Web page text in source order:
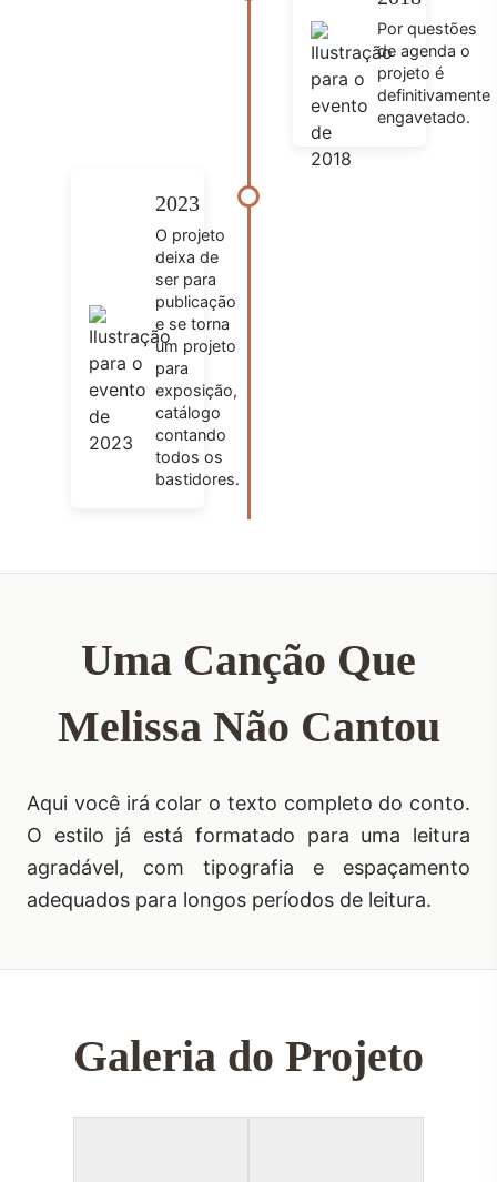
Por questões
de agenda o
projeto é
definitivamente
engavetado.
2023
O projeto
deixa de
ser para
publicação
e se torna
um projeto
para
exposição,
catálogo
contando
todos os
bastidores.
Uma Canção Que
Melissa Não Cantou
Aqui você irá colar o texto completo do conto.
O estilo já está formatado para uma leitura
agradável, com tipografia e espaçamento
adequados para longos períodos de leitura.
Galeria do Projeto